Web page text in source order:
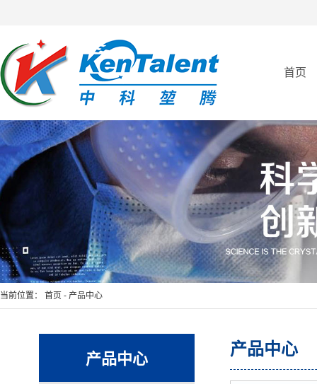
首页
当前位置： 首页 - 产品中心
产品中心
全自动亲和纯化仪
全自动免疫亲和制备平台
产品中心